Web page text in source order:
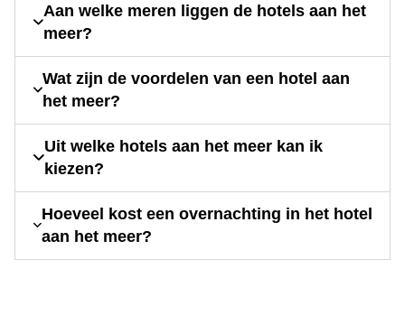
Aan welke meren liggen de hotels aan het
meer?
Wat zijn de voordelen van een hotel aan
het meer?
Uit welke hotels aan het meer kan ik
kiezen?
Hoeveel kost een overnachting in het hotel
aan het meer?